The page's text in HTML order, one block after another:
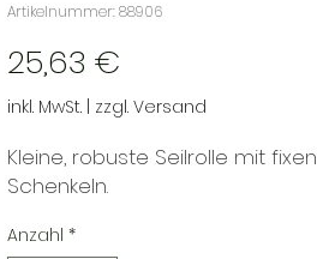
Artikelnummer: 88906
25,63 €
inkl. MwSt. zzgl. Versand
Kleine, robuste Seilrolle mit fixen
Schenkeln.
Anzahl *